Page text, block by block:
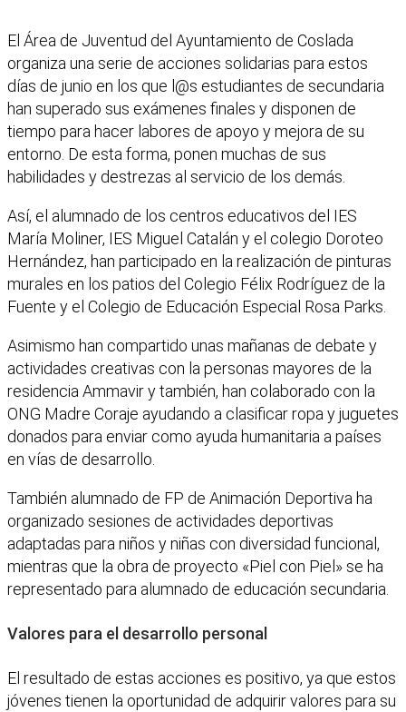
El Área de Juventud del Ayuntamiento de Coslada
organiza una serie de acciones solidarias para estos
días de junio en los que l@s estudiantes de secundaria
han superado sus exámenes finales y disponen de
tiempo para hacer labores de apoyo y mejora de su
entorno. De esta forma, ponen muchas de sus
habilidades y destrezas al servicio de los demás.
Así, el alumnado de los centros educativos del IES
María Moliner, IES Miguel Catalán y el colegio Doroteo
Hernández, han participado en la realización de pinturas
murales en los patios del Colegio Félix Rodríguez de la
Fuente y el Colegio de Educación Especial Rosa Parks.
Asimismo han compartido unas mañanas de debate y
actividades creativas con la personas mayores de la
residencia Ammavir y también, han colaborado con la
ONG Madre Coraje ayudando a clasificar ropa y juguetes
donados para enviar como ayuda humanitaria a países
en vías de desarrollo.
También alumnado de FP de Animación Deportiva ha
organizado sesiones de actividades deportivas
adaptadas para niños y niñas con diversidad funcional,
mientras que la obra de proyecto «Piel con Piel» se ha
representado para alumnado de educación secundaria.
Valores para el desarrollo personal
El resultado de estas acciones es positivo, ya que estos
jóvenes tienen la oportunidad de adquirir valores para su